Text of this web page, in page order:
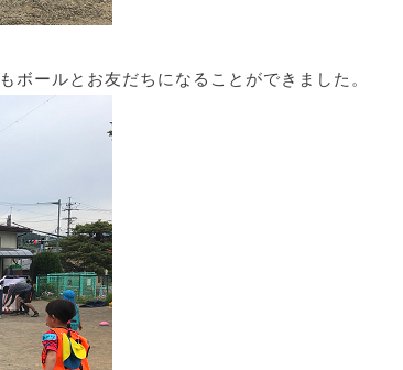
ールとお友だちになることができました。